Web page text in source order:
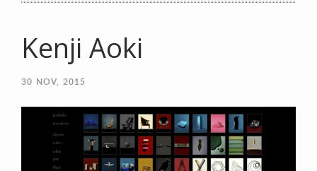
Kenji Aoki
30 NOV, 2015